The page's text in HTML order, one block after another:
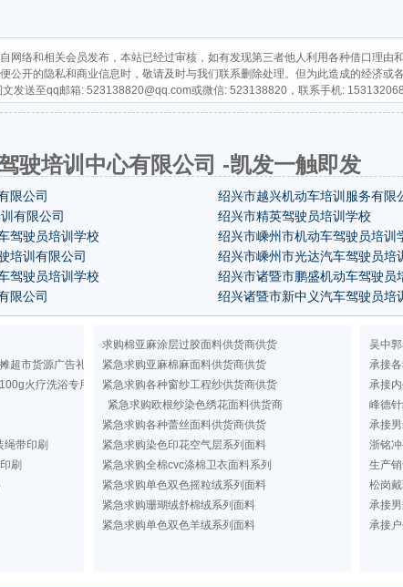
网络和相关会员发布，本站已经过审核，如有发现第三者他人利用各种借口理由
公开的隐私和商业信息时，敬请及时与我们联系删除处理。但为此造成的经济或
发送至qq邮箱: 523138820@qq.com或微信: 523138820，联系手机:
驶培训中心有限公司 -凯发一触即发
限公司
绍兴市越兴机动车培训服务有限
有限公司
绍兴市精英驾驶员培训学校
驾驶员培训学校
绍兴市嵊州市机动车驾驶员培训
培训有限公司
绍兴市嵊州市光达汽车驾驶员培
驾驶员培训学校
绍兴市诸暨市鹏盛机动车驾驶员
限公司
绍兴诸暨市新中义汽车驾驶员培
超市货源广告礼品洗浴毛巾
火疗洗浴专用纯色毛巾定做
绳带印刷
刷
求购棉亚麻涂层过胶面料供货商供货
紧急求购亚麻棉麻面料供货商供货
紧急求购各种窗纱工程纱供货商供货
紧急求购欧根纱染色绣花面料供货商
紧急求购各种蕾丝面料供货商供货
紧急求购染色印花空气层系列面料
紧急求购全棉cvc涤棉卫衣面料系列
紧急求购单色双色摇粒绒系列面料
紧急求购珊瑚绒舒棉绒系列面料
紧急求购单色双色羊绒系列面料
吴中
承接
承接
峰德
承接
浙铭
生产
松岗
承接
承接